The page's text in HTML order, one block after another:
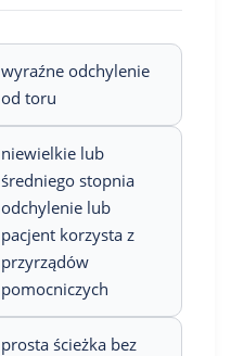
wyraźne odchylenie
od toru
niewielkie lub
średniego stopnia
odchylenie lub
pacjent korzysta z
przyrządów
pomocniczych
prosta ścieżka bez